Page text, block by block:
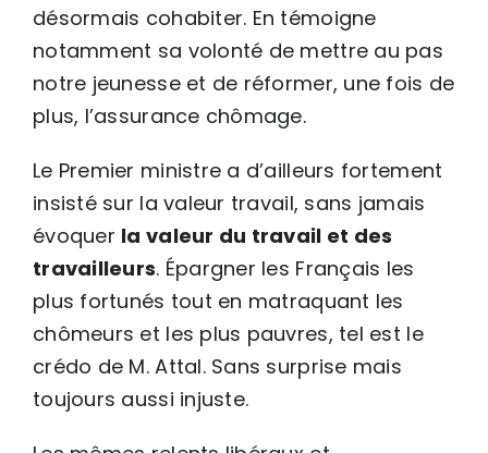
désormais cohabiter. En témoigne
notamment sa volonté de mettre au pas
notre jeunesse et de réformer, une fois de
plus, l’assurance chômage.
Le Premier ministre a d’ailleurs fortement
insisté sur la valeur travail, sans jamais
évoquer la valeur du travail et des
travailleurs. Épargner les Français les
plus fortunés tout en matraquant les
chômeurs et les plus pauvres, tel est le
crédo de M. Attal. Sans surprise mais
toujours aussi injuste.